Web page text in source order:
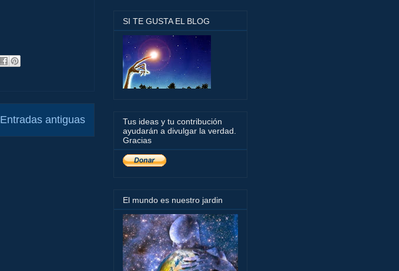
Entradas antiguas
SI TE GUSTA EL BLOG
Tus ideas y tu contribución
ayudarán a divulgar la verdad.
Gracias
El mundo es nuestro jardin